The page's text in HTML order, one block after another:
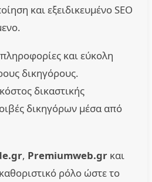
και εξειδικευμένο SEO
και εύκολη
δικηγόρους.
δικαστικής
δικηγόρων μέσα από
, Premiumweb.gr και
ρόλο ώστε το